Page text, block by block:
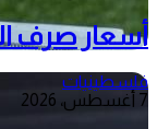
أسعار صرف
فلسطينيات
7 أغسطس، 2026